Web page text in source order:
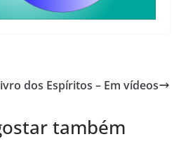
dos Espíritos – Em vídeos
também